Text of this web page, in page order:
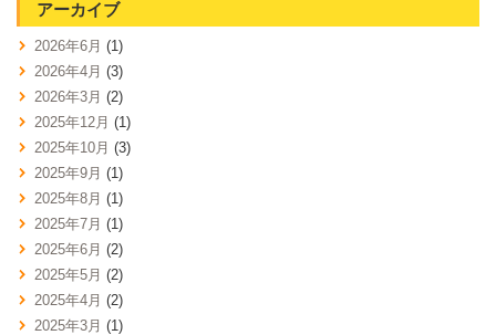
アーカイブ
2026年6月 (1)
2026年4月 (3)
2026年3月 (2)
2025年12月 (1)
2025年10月 (3)
2025年9月 (1)
2025年8月 (1)
2025年7月 (1)
2025年6月 (2)
2025年5月 (2)
2025年4月 (2)
2025年3月 (1)